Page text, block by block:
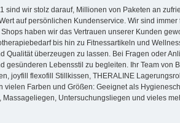
wir stolz darauf, Millionen von Paketen an
auf persönlichen Kundenservice. Wir sind
haben wir das Vertrauen unserer Kunden
bis hin zu Fitnessartikeln und
überzeugen zu lassen. Bei Fragen oder
Lebensstil zu begleiten. Ihr Team
joyfill flexofill Stillkissen, THERALINE
Farben und Größen: Geeignet als
Untersuchungsliegen und vieles